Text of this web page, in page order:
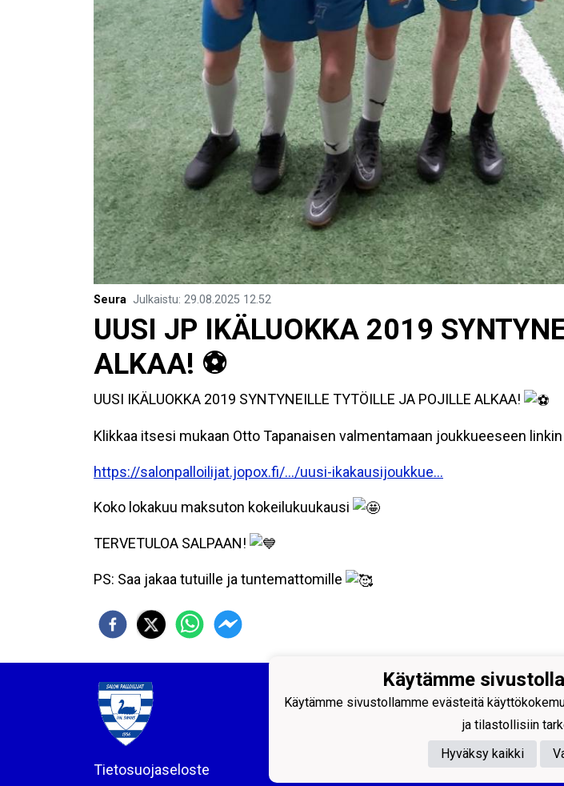
Seura Julkaistu: 29.08.2025 12.52
​UUSI JP IKÄLUOKKA 2019
ALKAA! ⚽️
UUSI IKÄLUOKKA 2019 SYNTYNEILLE TYTÖILLE JA POJILLE ALKAA!
Klikkaa itsesi mukaan Otto Tapanaisen valmentamaan joukkueeseen linkin
https://salonpalloilijat.jopox.fi/…/uusi-ikakausijoukkue…
Koko lokakuu maksuton kokeilukuukausi
TERVETULOA SALPAAN!
PS: Saa jakaa tutuille ja tuntemattomille
Tietosuojaseloste
Salon Palloilijat ry
Helsingintie 18, 24100 SALO
email: toimisto@salpa.net
Käytämme
Käytämme sivustollamme evästeitä
ja tilastollisiin
Hyväksy kaikki